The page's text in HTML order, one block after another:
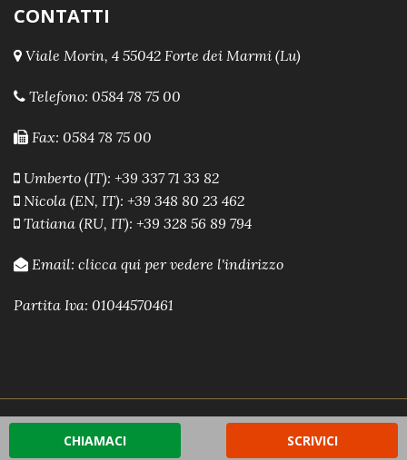
CHIAMACI SCRIVICI
CONTATTI
Viale Morin, 4 55042 Forte dei Marmi (Lu)
Telefono: 0584 78 75 00
Fax: 0584 78 75 00
Umberto (IT): +39 337 71 33 82
Nicola (EN, IT): +39 348 80 23 462
Tatiana (RU, IT): +39 328 56 89 794
Email: clicca qui per vedere l'indirizzo
Partita Iva: 01044570461
Powered by A.R.E.A. Software immobiliare-Sito Web